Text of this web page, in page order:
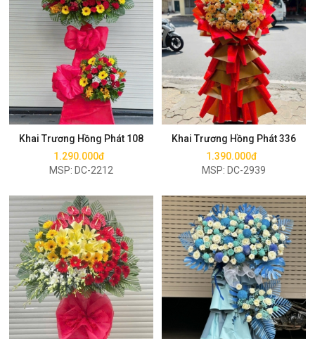
Khai Trương Hồng Phát 108
1.290.000đ
MSP: DC-2212
Mua ngay
Khai Trương Hồng Phát 336
1.390.000đ
MSP: DC-2939
Mua ngay